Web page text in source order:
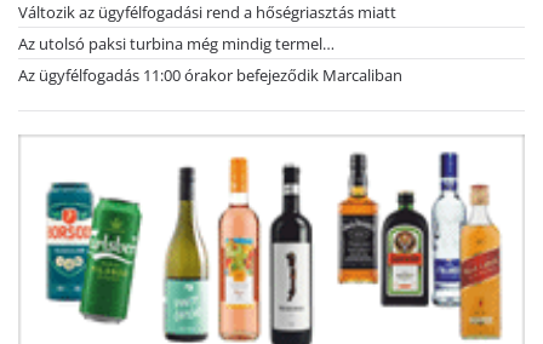
Változik az ügyfélfogadási rend a hőségriasztás miatt
Az utolsó paksi turbina még mindig termel…
Az ügyfélfogadás 11:00 órakor befejeződik Marcaliban